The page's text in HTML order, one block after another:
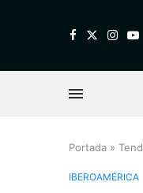
Portada »
IBEROAMÉRICA